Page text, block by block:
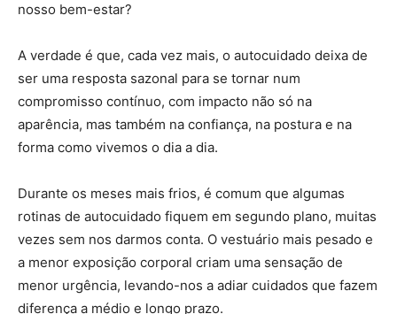
nosso bem-estar?
A verdade é que, cada vez mais, o autocuidado deixa de
ser uma resposta sazonal para se tornar num
compromisso contínuo, com impacto não só na
aparência, mas também na confiança, na postura e na
forma como vivemos o dia a dia.
Durante os meses mais frios, é comum que algumas
rotinas de autocuidado fiquem em segundo plano, muitas
vezes sem nos darmos conta. O vestuário mais pesado e
a menor exposição corporal criam uma sensação de
menor urgência, levando-nos a adiar cuidados que fazem
diferença a médio e longo prazo.